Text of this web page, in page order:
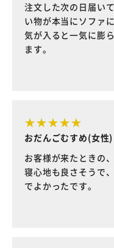
注文した次の日届い
い物が本当にソファ
気が入ると一気に膨
ます。
おだんごむすめ(女性)
お客様が来たときの
寝心地も良さそうで
でよかったです。